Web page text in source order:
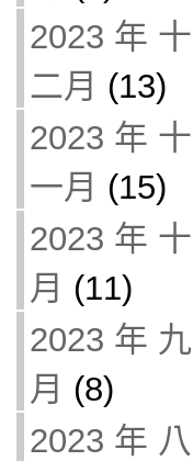
2023 年 十
二月 (13)
2023 年 十
一月 (15)
2023 年 十
月 (11)
2023 年 九
月 (8)
2023 年 八